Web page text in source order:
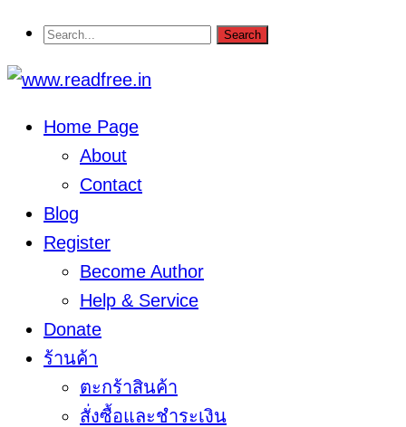
Home Page
About
Contact
Blog
Register
Become Author
Help & Service
Donate
ร้านค้า
ตะกร้าสินค้า
สั่งซื้อและชำระเงิน